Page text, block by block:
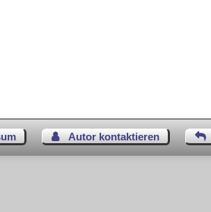
Autor kontaktieren